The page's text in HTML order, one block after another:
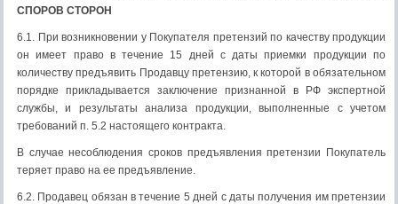
СПОРОВ СТОРОН
6.1. При возникновении у Покупателя претензий по качеству продукции
он имеет право в течение 15 дней с даты приемки продукции по
количеству предъявить Продавцу претензию, к которой в обязательном
порядке прикладывается заключение признанной в РФ экспертной
службы, и результаты анализа продукции, выполненные с учетом
требований п. 5.2 настоящего контракта.
В случае несоблюдения сроков предъявления претензии Покупатель
теряет право на ее предъявление.
6.2. Продавец обязан в течение 5 дней с даты получения им претензии